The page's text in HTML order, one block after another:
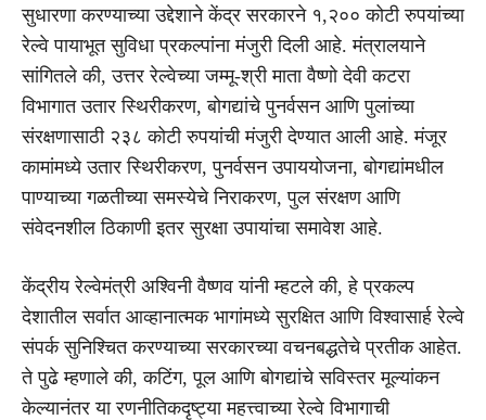
सुधारणा करण्याच्या उद्देशाने केंद्र सरकारने १,२०० कोटी रुपयांच्या
रेल्वे पायाभूत सुविधा प्रकल्पांना मंजुरी दिली आहे. मंत्रालयाने
सांगितले की, उत्तर रेल्वेच्या जम्मू-श्री माता वैष्णो देवी कटरा
विभागात उतार स्थिरीकरण, बोगद्यांचे पुनर्वसन आणि पुलांच्या
संरक्षणासाठी २३८ कोटी रुपयांची मंजुरी देण्यात आली आहे. मंजूर
कामांमध्ये उतार स्थिरीकरण, पुनर्वसन उपाययोजना, बोगद्यांमधील
पाण्याच्या गळतीच्या समस्येचे निराकरण, पुल संरक्षण आणि
संवेदनशील ठिकाणी इतर सुरक्षा उपायांचा समावेश आहे.
केंद्रीय रेल्वेमंत्री अश्विनी वैष्णव यांनी म्हटले की, हे प्रकल्प
देशातील सर्वात आव्हानात्मक भागांमध्ये सुरक्षित आणि विश्वासार्ह रेल्वे
संपर्क सुनिश्चित करण्याच्या सरकारच्या वचनबद्धतेचे प्रतीक आहेत.
ते पुढे म्हणाले की, कटिंग, पूल आणि बोगद्यांचे सविस्तर मूल्यांकन
केल्यानंतर या रणनीतिकदृष्ट्या महत्त्वाच्या रेल्वे विभागाची